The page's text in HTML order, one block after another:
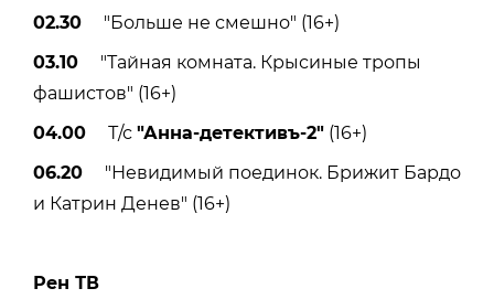
02.30 "Больше не смешно" (16+)
03.10 "Тайная комната. Крысиные тропы
фашистов" (16+)
04.00 Т/с "Анна-детективъ-2" (16+)
06.20 "Невидимый поединок. Брижит Бардо
и Катрин Денев" (16+)
Рен ТВ